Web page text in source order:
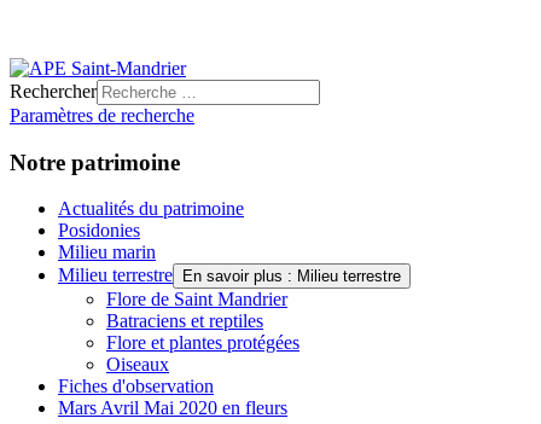
Rechercher
Paramètres de recherche
Notre patrimoine
Actualités du patrimoine
Posidonies
Milieu marin
Milieu terrestre
En savoir plus : Milieu terrestre
Flore de Saint Mandrier
Batraciens et reptiles
Flore et plantes protégées
Oiseaux
Fiches d'observation
Mars Avril Mai 2020 en fleurs